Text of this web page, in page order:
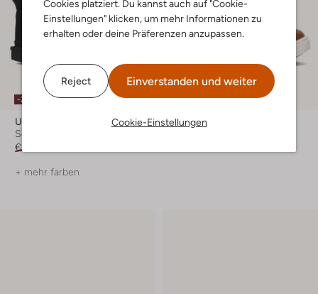
Cookies platziert. Du kannst auch auf "Cookie-
Einstellungen" klicken, um mehr Informationen zu
erhalten oder deine Präferenzen anzupassen.
Reject Einverstanden und weiter
Cookie-Einstellungen
-20%
Ugg
Schnürboots
€ 129,95
+ mehr farben
Letzter Artikel
-20%
Ugg